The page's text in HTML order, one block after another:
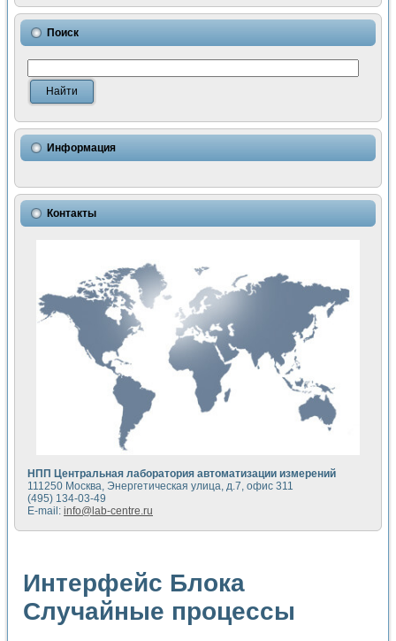
LabVIEW в расчетах радиолиний систем передачи данных
Аппаратно-программный комплекс для исследования
Виртуальный лабораторный стенд для исследования
Измерение шумовых параметров операционных
Измерительный преобразователь на основе цифровой
Использование NI LabVIEW для математического
Исследовние возможности создания измерителя ВАХ
Математическое моделирование генератора сигналов -
Применение осциллографического модуля с высоким
Симуляция отклика импульсного радиолокационного
Автоматизация формирования уравнений состояния для
Разработка автоматизированного стенда для измерения
Применение среды LabVIEW для построения картины
Портативная система для определения показателей
Использование LabVIEW для управления источником
Устройство для снятия вольт-амперных характеристик
Передовые научные технологии: нано-, фемто-,
Автоматизированная установка по измерению временных
Автоматизированный лабораторный комплекс на базе
Визуализация моделирования и оптимизации тепловой
Виртуальный прибор для исследования функциональных
Исследование возможности создания экономичного
Исследование кинетики движения макрочастиц в
Метод прогнозирования свойств дисперсных продуктов
Недорогая система управления сверхпроводящим
Применение технологий NI в курсе экспериментальной
Расчет переноса аэрозоля и выпадения осадка в
Применение NI VISION для геометрического анализа в
Система температурной стабилизации
Управление движением с помощью программно -
Поиск
Информация
Контакты
НПП Центральная лаборатория автоматизации измерений
111250 Москва, Энергетическая улица, д.7, офис 311
(495) 134-03-49
E-mail: info@lab-centre.ru
Интерфейс Блока
Случайные процессы